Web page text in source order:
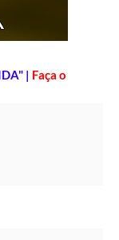
| Faça o